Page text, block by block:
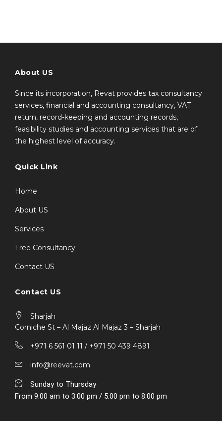
About US
Since its incorporation, Revat provides tax consultancy
services, financial and accounting consultancy, VAT
return, record-keeping and accounting records,
feasibility studies and accounting services that are of
the highest level of accuracy.
Quick Link
Home
About US
Services
Free Consultancy
Contact US
Contact US
Sharjah
Corniche St – Al Majaz Al Majaz 3 – Sharjah
+971 6 561 01 11 / ‎+971 50 439 4891
info@reevat.com
Sunday to Thursday
From 9:00 am to 3:00 pm / 5:00 pm to 8:00 pm